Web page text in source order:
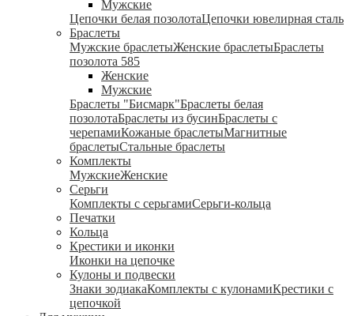
Мужские
Цепочки белая позолотаЦепочки ювелирная сталь
Браслеты
Мужские браслетыЖенские браслетыБраслеты
позолота 585
Женские
Мужские
Браслеты "Бисмарк"Браслеты белая
позолотаБраслеты из бусинБраслеты с
черепамиКожаные браслетыМагнитные
браслетыСтальные браслеты
Комплекты
МужскиеЖенские
Серьги
Комплекты с серьгамиСерьги-кольца
Печатки
Кольца
Крестики и иконки
Иконки на цепочке
Кулоны и подвески
Знаки зодиакаКомплекты с кулонамиКрестики с
цепочкой